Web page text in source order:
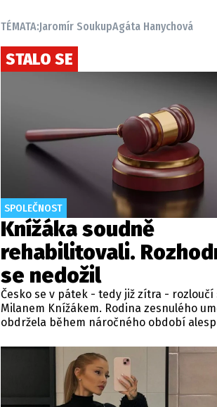
TÉMATA:Jaromír SoukupAgáta Hanychová
STALO SE
SPOLEČNOST
Knížáka soudně
rehabilitovali.
se nedožil
Česko se v pátek - tedy již zítra - rozloučí
Milanem Knížákem. Rodina zesnulého
obdržela během náročného období
obvodních soudů Knížáka definitivně
rehabilitoval za vazební stíhání v dobách
komunistického režimu.